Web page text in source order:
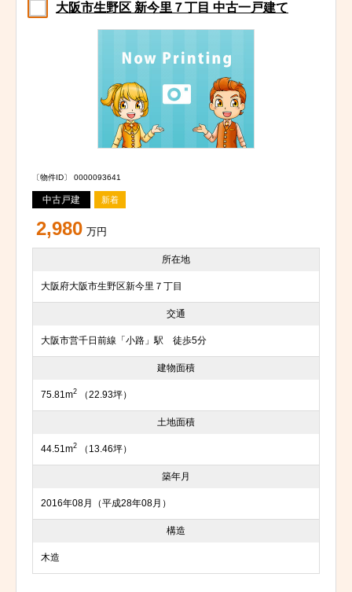
大阪市生野区 新今里７丁目 中古一戸建て
〔物件ID〕 0000093641
中古戸建 新着
2,980 万円
所在地
大阪府大阪市生野区新今里７丁目
交通
大阪市営千日前線「小路」駅 徒歩5分
建物面積
75.81m2 （22.93坪）
土地面積
44.51m2 （13.46坪）
築年月
2016年08月（平成28年08月）
構造
木造